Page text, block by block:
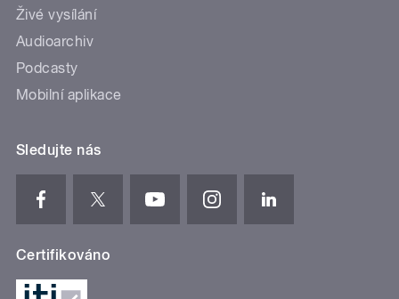
Živé vysílání
Audioarchiv
Podcasty
Mobilní aplikace
Sledujte nás
Certifikováno